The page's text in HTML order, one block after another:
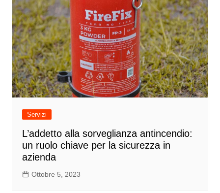
Servizi
L’addetto alla sorveglianza antincendio:
un ruolo chiave per la sicurezza in
azienda
Ottobre 5, 2023